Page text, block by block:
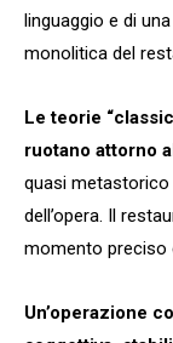
linguaggio e di
monolitica del
Le teorie
ruotano attorno
quasi metastorico
dell’opera. Il
momento preciso
Un’operazione